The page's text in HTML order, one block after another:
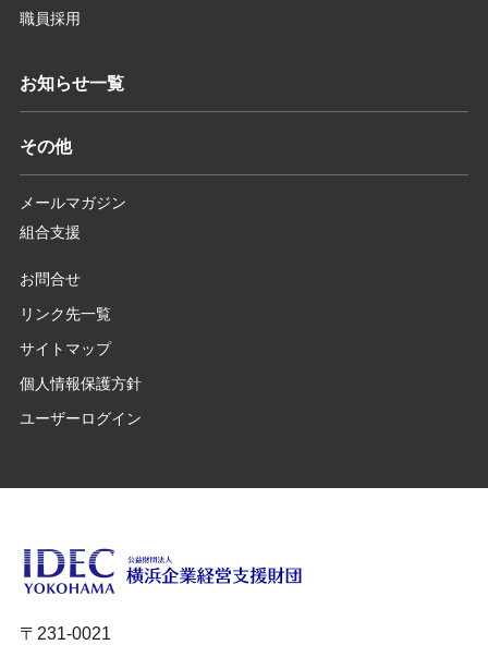
職員採用
お知らせ一覧
その他
メールマガジン
組合支援
お問合せ
リンク先一覧
サイトマップ
個人情報保護方針
ユーザーログイン
〒231-0021